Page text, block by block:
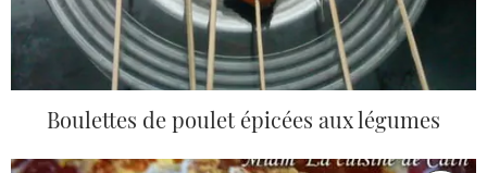
Boulettes de poulet épicées aux légumes